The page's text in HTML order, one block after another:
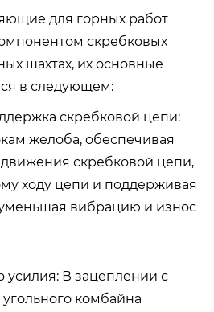
для горных работ
скребковых
шахтах, их основные
в следующем:
скребковой цепи:
желоба, обеспечивая
скребковой цепи,
ходу цепи и поддерживая
вибрацию и износ
усилия: В зацеплении с
комбайна